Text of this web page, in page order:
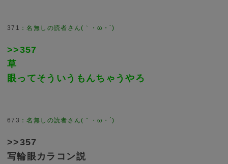
371
>>357
草
眼ってそういうもんちゃうやろ
673
>>357
写輪眼カラコン説